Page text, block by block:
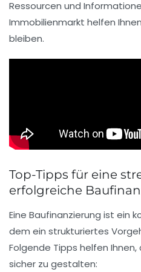
Ressourcen und
Immobilienmarkt helfen
bleiben.
Top-Tipps für eine
erfolgreiche
Eine Baufinanzierung ist ein
dem ein strukturiertes
Folgende Tipps helfen
sicher zu gestalten: